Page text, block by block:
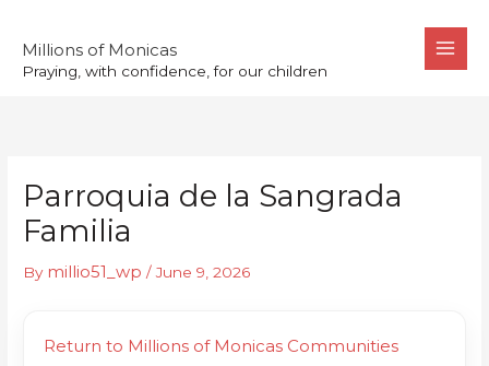
content
Millions of Monicas
Praying, with confidence, for our children
Parroquia de la Sangrada
Familia
By millio51_wp/June 9, 2026
Return to Millions of Monicas Communities